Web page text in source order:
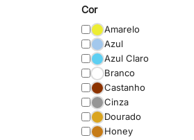
Cor
Amarelo
Azul
Azul Claro
Branco
Castanho
Cinza
Dourado
Honey